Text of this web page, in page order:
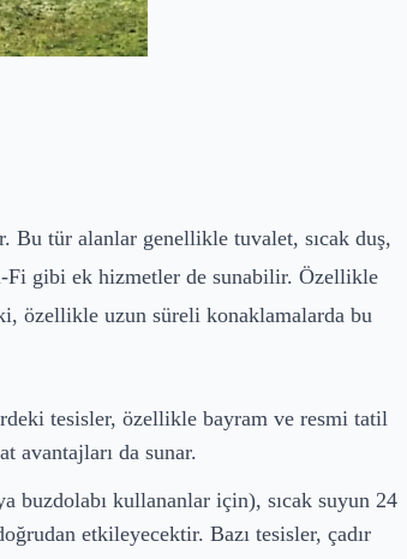
Bu tür alanlar genellikle tuvalet, sıcak duş,
Fi gibi ek hizmetler de sunabilir. Özellikle
özellikle uzun süreli konaklamalarda bu
tesisler, özellikle bayram ve resmi tatil
avantajları da sunar.
buzdolabı kullananlar için), sıcak suyun 24
etkileyecektir. Bazı tesisler, çadır